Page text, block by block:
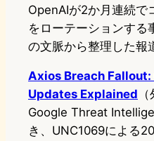
OpenAIが2か月連続で
をローテーションする
の文脈から整理した報
Axios Breach Fallout:
Updates Explained
Google Threat
き、UNC1069による